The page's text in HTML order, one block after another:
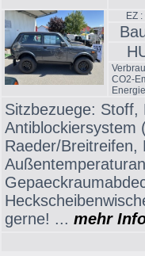
EZ
CO2-
Sitzbezuege:
Antiblockiersystem
Raeder/Breitreifen,
gerne! ... mehr